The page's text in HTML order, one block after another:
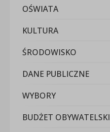
OŚWIATA
KULTURA
ŚRODOWISKO
DANE PUBLICZNE
WYBORY
BUDŻET OBYWATELSKI